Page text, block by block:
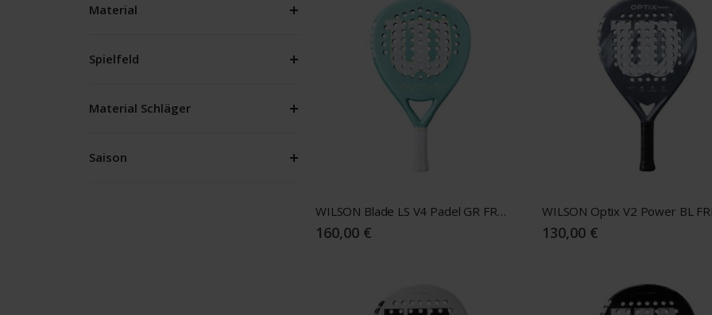
WILSON Blade LS V4 Padel GR FRM 2
160,00 €
WILSON Optix V2 Power BL
130,00 €
Material
Spielfeld
Material Schläger
Saison